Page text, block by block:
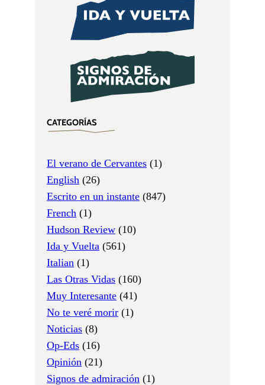
CATEGORÍAS
El verano de Cervantes (1)
English (26)
Escrito en un instante (847)
French (1)
Hudson Review (10)
Ida y Vuelta (561)
Italian (1)
Las Otras Vidas (160)
Muy Interesante (41)
No te veré morir (1)
Noticias (8)
Op-Eds (16)
Opinión (21)
Signos de admiración (1)